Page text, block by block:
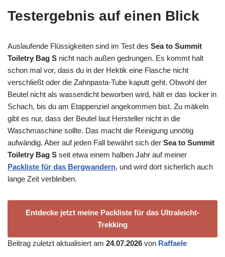
Testergebnis auf einen Blick
Auslaufende Flüssigkeiten sind im Test des Sea to Summit
Toiletry Bag S nicht nach außen gedrungen. Es kommt halt
schon mal vor, dass du in der Hektik eine Flasche nicht
verschließt oder die Zahnpasta-Tube kaputt geht. Obwohl der
Beutel nicht als wasserdicht beworben wird, hält er das locker in
Schach, bis du am Etappenziel angekommen bist. Zu mäkeln
gibt es nur, dass der Beutel laut Hersteller nicht in die
Waschmaschine sollte. Das macht die Reinigung unnötig
aufwändig. Aber auf jeden Fall bewährt sich der Sea to Summit
Toiletry Bag S seit etwa einem halben Jahr auf meiner
Packliste für das Bergwandern, und wird dort sicherlich auch
lange Zeit verbleiben.
Entdecke jetzt meine Packliste für das Ultraleicht-
Trekking
Beitrag zuletzt aktualisiert am 24.07.2026 von Raffaele